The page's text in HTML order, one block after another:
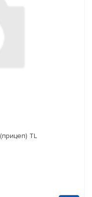
Шина 215/75 R17,5 <КАМА> NT 202, (прицеп) TL